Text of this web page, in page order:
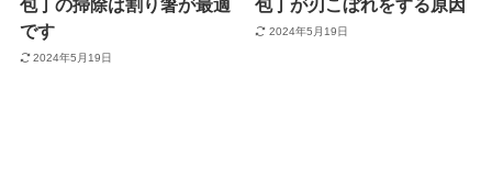
包丁の掃除は割り箸が最適
です
2024年5月19日
包丁が刃こぼれをする原因
2024年5月19日